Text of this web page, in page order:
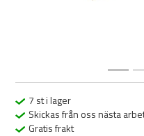
7 st i lager
Skickas från oss nästa
Gratis frakt